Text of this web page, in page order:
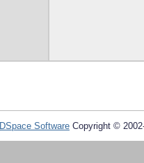
DSpace Software Copyright ©